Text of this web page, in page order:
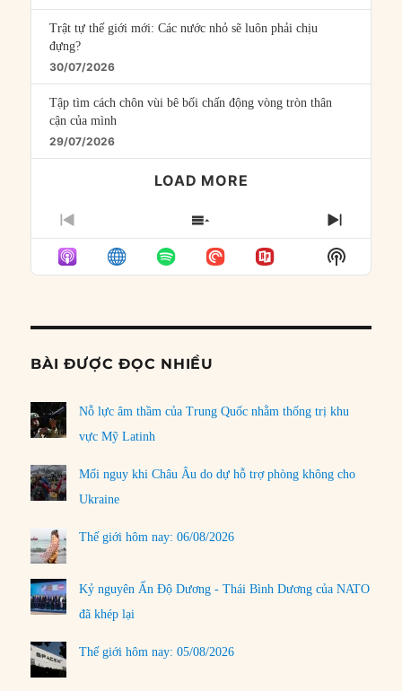
Trật tự thế giới mới: Các nước nhỏ sẽ luôn phải chịu
đựng?
30/07/2026
Tập tìm cách chôn vùi bê bối chấn động vòng tròn thân
cận của mình
29/07/2026
LOAD MORE
PREVIOUS
EPISODE
SHOW
EPISODES
LIST
NEXT
Show
Podcast
BÀI ĐƯỢC ĐỌC NHIỀU
Nỗ lực âm thầm của Trung Quốc nhằm thống trị khu
vực Mỹ Latinh
Mối nguy khi Châu Âu do dự hỗ trợ phòng không cho
Ukraine
Thế giới hôm nay: 06/08/2026
Kỷ nguyên Ấn Độ Dương - Thái Bình Dương của NATO
đã khép lại
Thế giới hôm nay: 05/08/2026